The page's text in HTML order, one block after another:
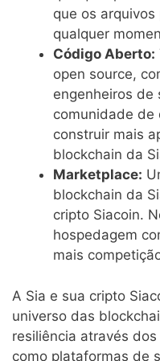
que os
qualquer
Código Aberto:
open source,
engenheiros de
comunidade de
construir mais
blockchain da
Marketplace:
blockchain da
cripto Siacoin.
hospedagem
mais
A Sia e sua cripto
universo das
resiliência através
como plataformas de